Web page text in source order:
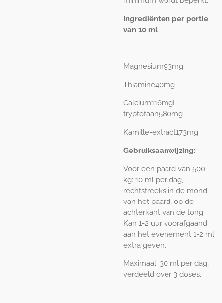
Ingrediënten per portie
van 10 ml
Magnesium93mg
Thiamine40mg
Calcium116mgL-
tryptofaan580mg
Kamille-extract173mg
Gebruiksaanwijzing:
Voor een paard van 500
kg: 10 ml per dag,
rechtstreeks in de mond
van het paard, op de
achterkant van de tong.
Kan 1-2 uur voorafgaand
aan het evenement 1-2 ml
extra geven.
Maximaal: 30 ml per dag,
verdeeld over 3 doses.